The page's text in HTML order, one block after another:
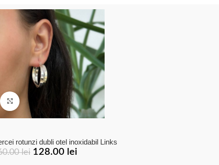
Click to enlarge
rotunzi dubli otel inoxidabil Links
lei 128.00 lei